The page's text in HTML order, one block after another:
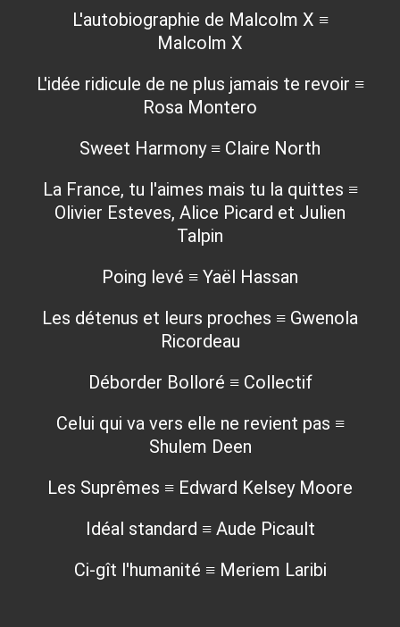
L'autobiographie de Malcolm X ≡
Malcolm X
L'idée ridicule de ne plus jamais te revoir ≡
Rosa Montero
Sweet Harmony ≡ Claire North
La France, tu l'aimes mais tu la quittes ≡
Olivier Esteves, Alice Picard et Julien
Talpin
Poing levé ≡ Yaël Hassan
Les détenus et leurs proches ≡ Gwenola
Ricordeau
Déborder Bolloré ≡ Collectif
Celui qui va vers elle ne revient pas ≡
Shulem Deen
Les Suprêmes ≡ Edward Kelsey Moore
Idéal standard ≡ Aude Picault
Ci-gît l'humanité ≡ Meriem Laribi